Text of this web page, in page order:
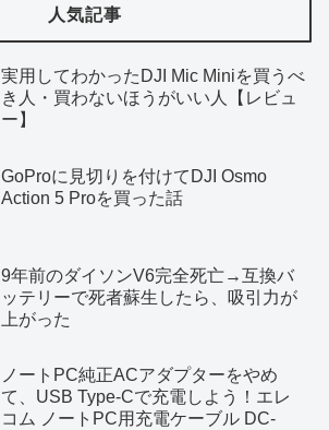
人気記事
実用してわかったDJI Mic Miniを買うべ
き人・買わないほうがいい人【レビュ
ー】
GoProに見切りを付けてDJI Osmo
Action 5 Proを買った話
9年前のダイソンV6完全死亡→互換バ
ッテリーで死者蘇生したら、吸引力が
上がった
ノートPC純正ACアダプターをやめ
て、USB Type-Cで充電しよう！エレ
コム ノートPC用充電ケーブル DC-